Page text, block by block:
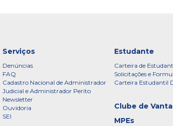
Serviços
Denúncias
FAQ
Cadastro Nacional de Administrador
Judicial e Administrador Perito
Newsletter
Ouvidoria
SEI
Estudante
Carteira de
Solicitações e
Carteira Estudantil
Clube de
MPEs